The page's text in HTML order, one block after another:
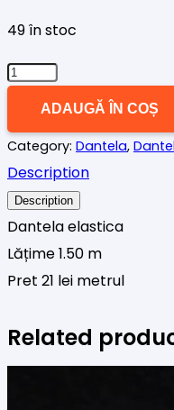
49 în stoc
Cantitate
Dantela
elastica
rosu
ADAUGĂ ÎN COȘ
Category: Dantela,
Description
Description
Dantela elastica
Lățime 1.50 m
Pret 21 lei metrul
Related